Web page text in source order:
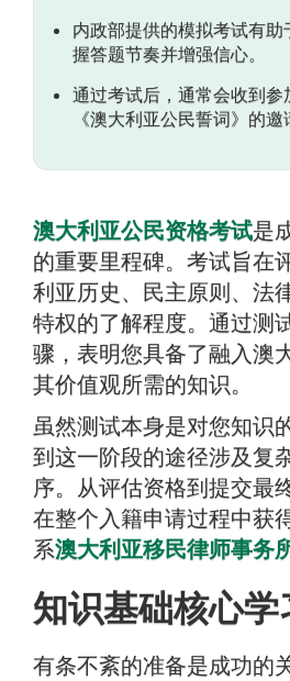
内政部提供的模拟考试有
握答题节奏并增强信心。
通过考试后，通常会收到参
《澳大利亚公民誓词》的邀
澳大利亚公民资格考试是
的重要里程碑。考试旨在
利亚历史、民主原则、法
特权的了解程度。通过测
骤，表明您具备了融入澳
其价值观所需的知识。
虽然测试本身是对您知识
到这一阶段的途径涉及复
序。从评估资格到提交最
在整个入籍申请过程中获
系澳大利亚移民律师事务
知识基础核心学
有条不紊的准备是成功的